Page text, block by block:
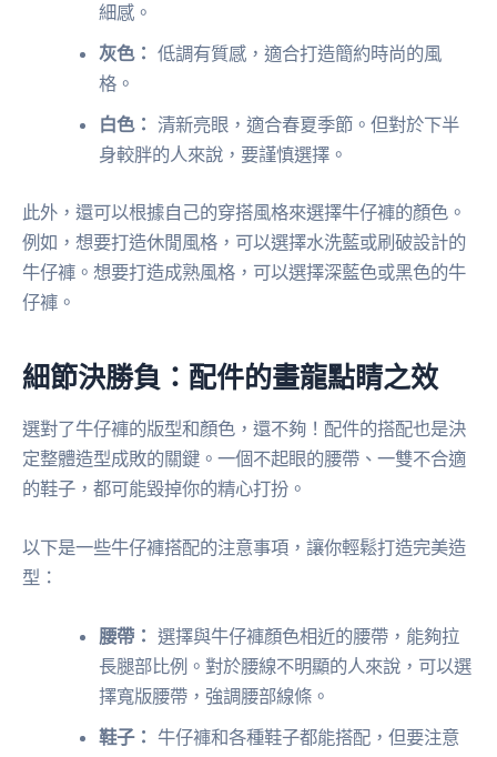
細感。
灰色： 低調有質感，適合打造簡約時尚的風
格。
白色： 清新亮眼，適合春夏季節。但對於下半
身較胖的人來說，要謹慎選擇。
此外，還可以根據自己的穿搭風格來選擇牛仔褲的顏色。
例如，想要打造休閒風格，可以選擇水洗藍或刷破設計的
牛仔褲。想要打造成熟風格，可以選擇深藍色或黑色的牛
仔褲。
細節決勝負：配件的畫龍點睛之效
選對了牛仔褲的版型和顏色，還不夠！配件的搭配也是決
定整體造型成敗的關鍵。一個不起眼的腰帶、一雙不合適
的鞋子，都可能毀掉你的精心打扮。
以下是一些牛仔褲搭配的注意事項，讓你輕鬆打造完美造
型：
腰帶： 選擇與牛仔褲顏色相近的腰帶，能夠拉
長腿部比例。對於腰線不明顯的人來說，可以選
擇寬版腰帶，強調腰部線條。
鞋子： 牛仔褲和各種鞋子都能搭配，但要注意